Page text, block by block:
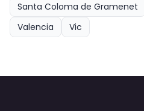
Santa Coloma de Gramenet
Valencia
Vic